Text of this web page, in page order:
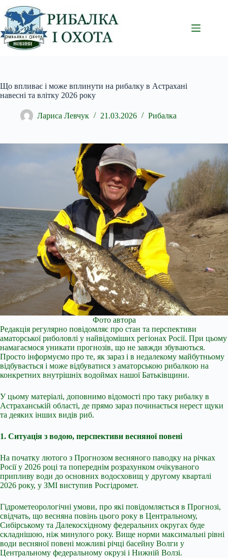
Перейти
до
вмісту
Що впливає і може вплинути на рибалку в Астрахані
навесні та влітку 2026 року
Лариса Левчук 21.03.2026 Рибалка
Фото автора
Редакція регулярно повідомляє про стан та перспективи
аматорської риболовлі у найвідоміших регіонах Росії. При цьому
намагаємося уникати прогнозів, що не завжди збуваються.
Просто інформуємо про те, як зараз і в недалекому майбутньому
відбувається і може відбуватися з аматорською рибалкою на
конкретних внутрішніх водоймах нашої Батьківщини.
У цьому матеріалі, доповнимо відомості про таку рибалку в
Астраханській області, де прямо зараз починається нерест щуки
та деяких інших видів риб.
1. Ситуація з водою, перспективи весняної повені
На початку лютого з Прогнозом весняного паводку на річках
Росії у 2026 році та попереднім розрахунком очікуваного
припливу води до основних водосховищ у другому кварталі
2026 року, у ЗМІ виступив Росгідромет.
Гідрометеорологічні умови, про які повідомляється в Прогнозі,
свідчать, що весняна повінь цього року в Центральному,
Сибірському та Далекосхідному федеральних округах буде
складнішою, ніж минулого року. Вище норми максимальні рівні
води весняної повені можливі річці басейну Волги у
Центральному федеральному окрузі і Нижній Волзі.